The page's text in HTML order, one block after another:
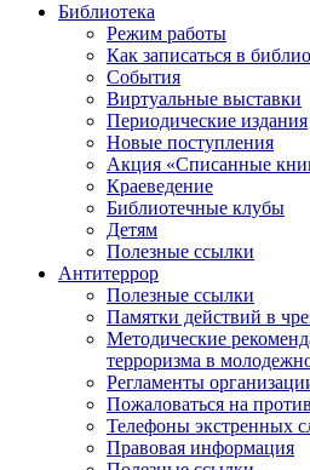
Библиотека
Режим работы
Как записаться в
События
Виртуальные выставки
Периодические издания
Новые поступления
Акция «Списанные
Краеведение
Библиотечные клубы
Детям
Полезные ссылки
Антитеррор
Полезные ссылки
Памятки действий в
Методические
терроризма в
Регламенты
Пожаловаться на
Телефоны экстренных
Правовая информация